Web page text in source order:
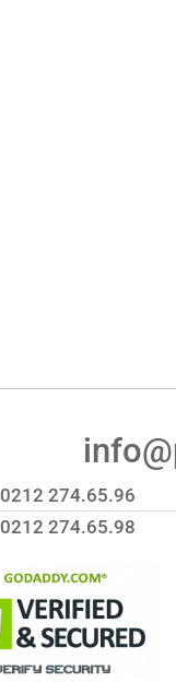
0212 274.65.96
0212 274.65.98